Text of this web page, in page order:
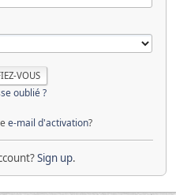
oublié ?
e-mail d'activation?
Sign up.